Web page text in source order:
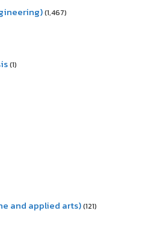
(1,467)
(1)
and applied arts)(121)